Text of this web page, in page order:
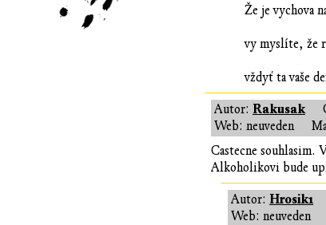
Že je vychova
vy myslíte, že
vždyť ta vaše
Autor: Rakusak
Web: neuveden
Castecne souhlasim.
Alkoholikovi bude
Autor:Hrosik1
Web: neuveden